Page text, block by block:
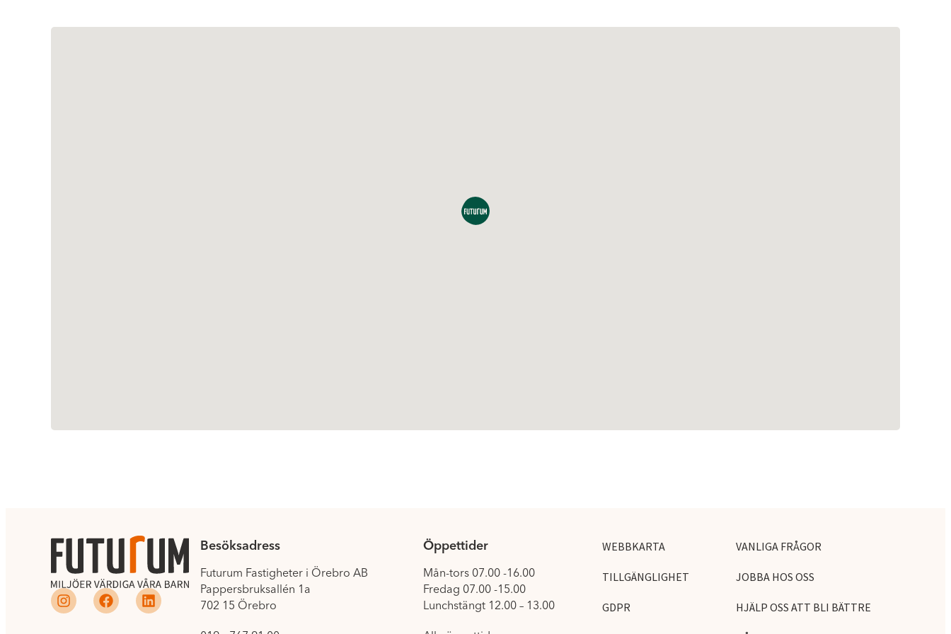
Besöksadress
Futurum Fastigheter i Örebro AB
Pappersbruksallén 1a
702 15 Örebro
Öppettider
Mån-tors 07.00 -16.00
Fredag 07.00 -15.00
Lunchstängt 12.00 – 13.00
WEBBKARTA
TILLGÄNGLIGHET
GDPR
VANLIGA FRÅGOR
JOBBA HOS OSS
HJÄLP OSS ATT BLI BÄTTRE